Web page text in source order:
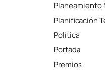
Planeamiento
Planificación
Política
Portada
Premios